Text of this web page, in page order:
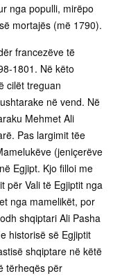
nga populli, mirëpo
mortajës (më 1790).
francezëve të
1801. Në këto
cilët treguan
në vend. Në
Mehmet Ali
Pas largimit tëe
(jeniçerëve
Egjipt. Kjo filloi me
për Vali të Egjiptit nga
nga mamelikët, por
shqiptari Ali Pasha
historisë së Egjiptit
shqiptare në këtë
tërheqës për